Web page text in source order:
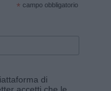
* campo obbligatorio
di